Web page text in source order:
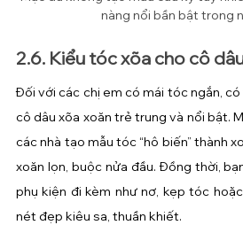
nàng nổi bần bật trong
2.6. Kiểu tóc xõa cho cô
Đối với các chị em có mái tóc ngắn,
cô dâu xõa xoăn trẻ trung và nổi bật.
các nhà tạo mẫu tóc “hô biến” thành
xoăn lọn, buộc nửa đầu. Đồng thời,
phụ kiện đi kèm như nơ, kẹp tóc
nét đẹp kiêu sa, thuần khiết.